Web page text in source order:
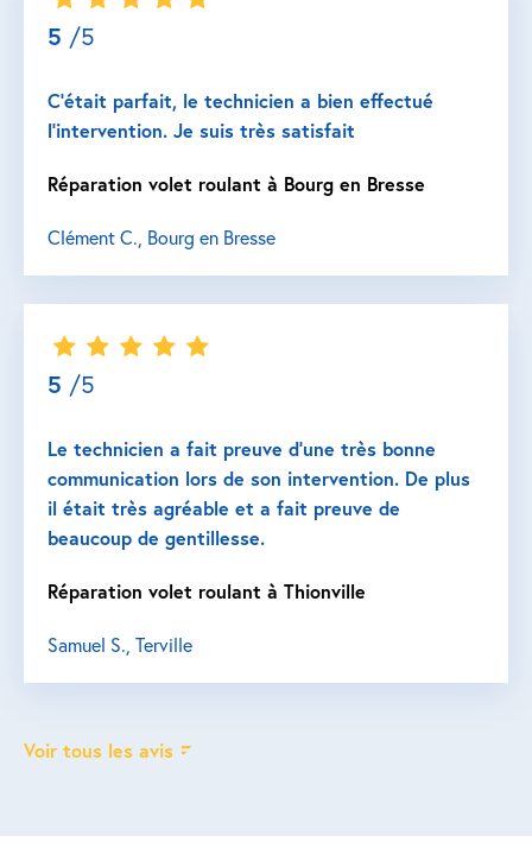
5 /5
C’était parfait, le technicien a bien effectué
l’intervention. Je suis très satisfait
Réparation volet roulant à Bourg en Bresse
Clément C., Bourg en Bresse
5 /5
Le technicien a fait preuve d’une très bonne
communication lors de son intervention. De plus
il était très agréable et a fait preuve de
beaucoup de gentillesse.
Réparation volet roulant à Thionville
Samuel S., Terville
Voir tous les avis